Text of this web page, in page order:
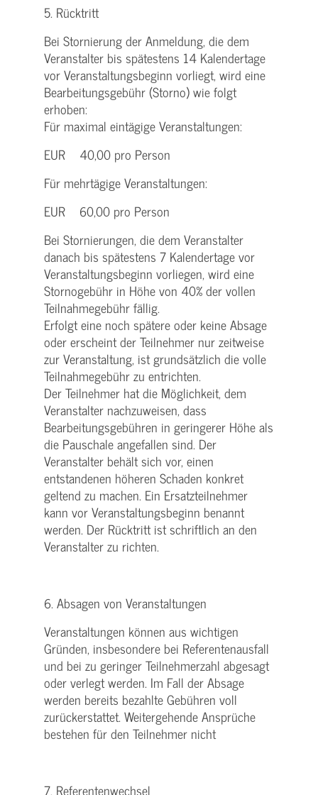
5. Rücktritt
Bei Stornierung der Anmeldung, die dem
Veranstalter bis spätestens 14 Kalendertage
vor Veranstaltungsbeginn vorliegt, wird eine
Bearbeitungsgebühr (Storno) wie folgt
erhoben:
Für maximal eintägige Veranstaltungen:
EUR 40,00 pro Person
Für mehrtägige Veranstaltungen:
EUR 60,00 pro Person
Bei Stornierungen, die dem Veranstalter
danach bis spätestens 7 Kalendertage vor
Veranstaltungsbeginn vorliegen, wird eine
Stornogebühr in Höhe von 40% der vollen
Teilnahmegebühr fällig.
Erfolgt eine noch spätere oder keine Absage
oder erscheint der Teilnehmer nur zeitweise
zur Veranstaltung, ist grundsätzlich die volle
Teilnahmegebühr zu entrichten.
Der Teilnehmer hat die Möglichkeit, dem
Veranstalter nachzuweisen, dass
Bearbeitungsgebühren in geringerer Höhe als
die Pauschale angefallen sind. Der
Veranstalter behält sich vor, einen
entstandenen höheren Schaden konkret
geltend zu machen. Ein Ersatzteilnehmer
kann vor Veranstaltungsbeginn benannt
werden. Der Rücktritt ist schriftlich an den
Veranstalter zu richten.
6. Absagen von Veranstaltungen
Veranstaltungen können aus wichtigen
Gründen, insbesondere bei Referentenausfall
und bei zu geringer Teilnehmerzahl abgesagt
oder verlegt werden. Im Fall der Absage
werden bereits bezahlte Gebühren voll
zurückerstattet. Weitergehende Ansprüche
bestehen für den Teilnehmer nicht
7. Referentenwechsel